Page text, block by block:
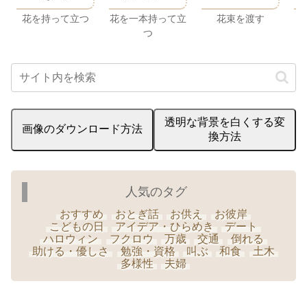
花を持って立つ
花を一本持って立
つ
花束を渡す
画像のダウンロード方法
透明な背景を白くする変
換方法
人気のタグ
おすすめ おとぎ話 お供え
お彼岸
こどもの日
アイデア・ひらめき
デート
ハロウィン
フクロウ 万歳 交通
倒れる
助ける・優しさ
勉強・資格 叫ぶ 和食
土木
多様性
夫婦